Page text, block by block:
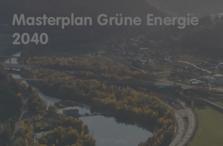
Masterplan Grüne Energie
2040